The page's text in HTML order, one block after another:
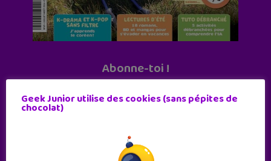
Abonne-toi !
Geek Junior utilise des cookies (sans pépites de
chocolat)